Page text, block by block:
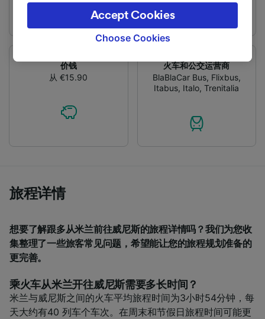
价钱
从 €15.90
火车和公交运营商
BlaBlaCar Bus, Flixbus,
Itabus, Italo,Trenitalia
旅程详情
想要了解跟多从米兰前往威尼斯的旅程详情吗？我们为您收
集整理了一些旅客常见问题，希望能让您的旅程规划准备的
更完善。
乘火车从米兰开往威尼斯需要多长时间？
米兰与威尼斯之间的火车平均旅程时间为3小时54分钟，每
天大约有40 列车个车次。在周末和节假日旅程时间可能更
the privacy policy page. These choices will be
signaled to our partners and will not affect
browsing data. Your data will not be used for
track you.
We and our partners process data to provide:
device characteristics for identification. Store
and/or access information on a device.
advertising and content measurement,
Choose Cookies
Accept Cookies